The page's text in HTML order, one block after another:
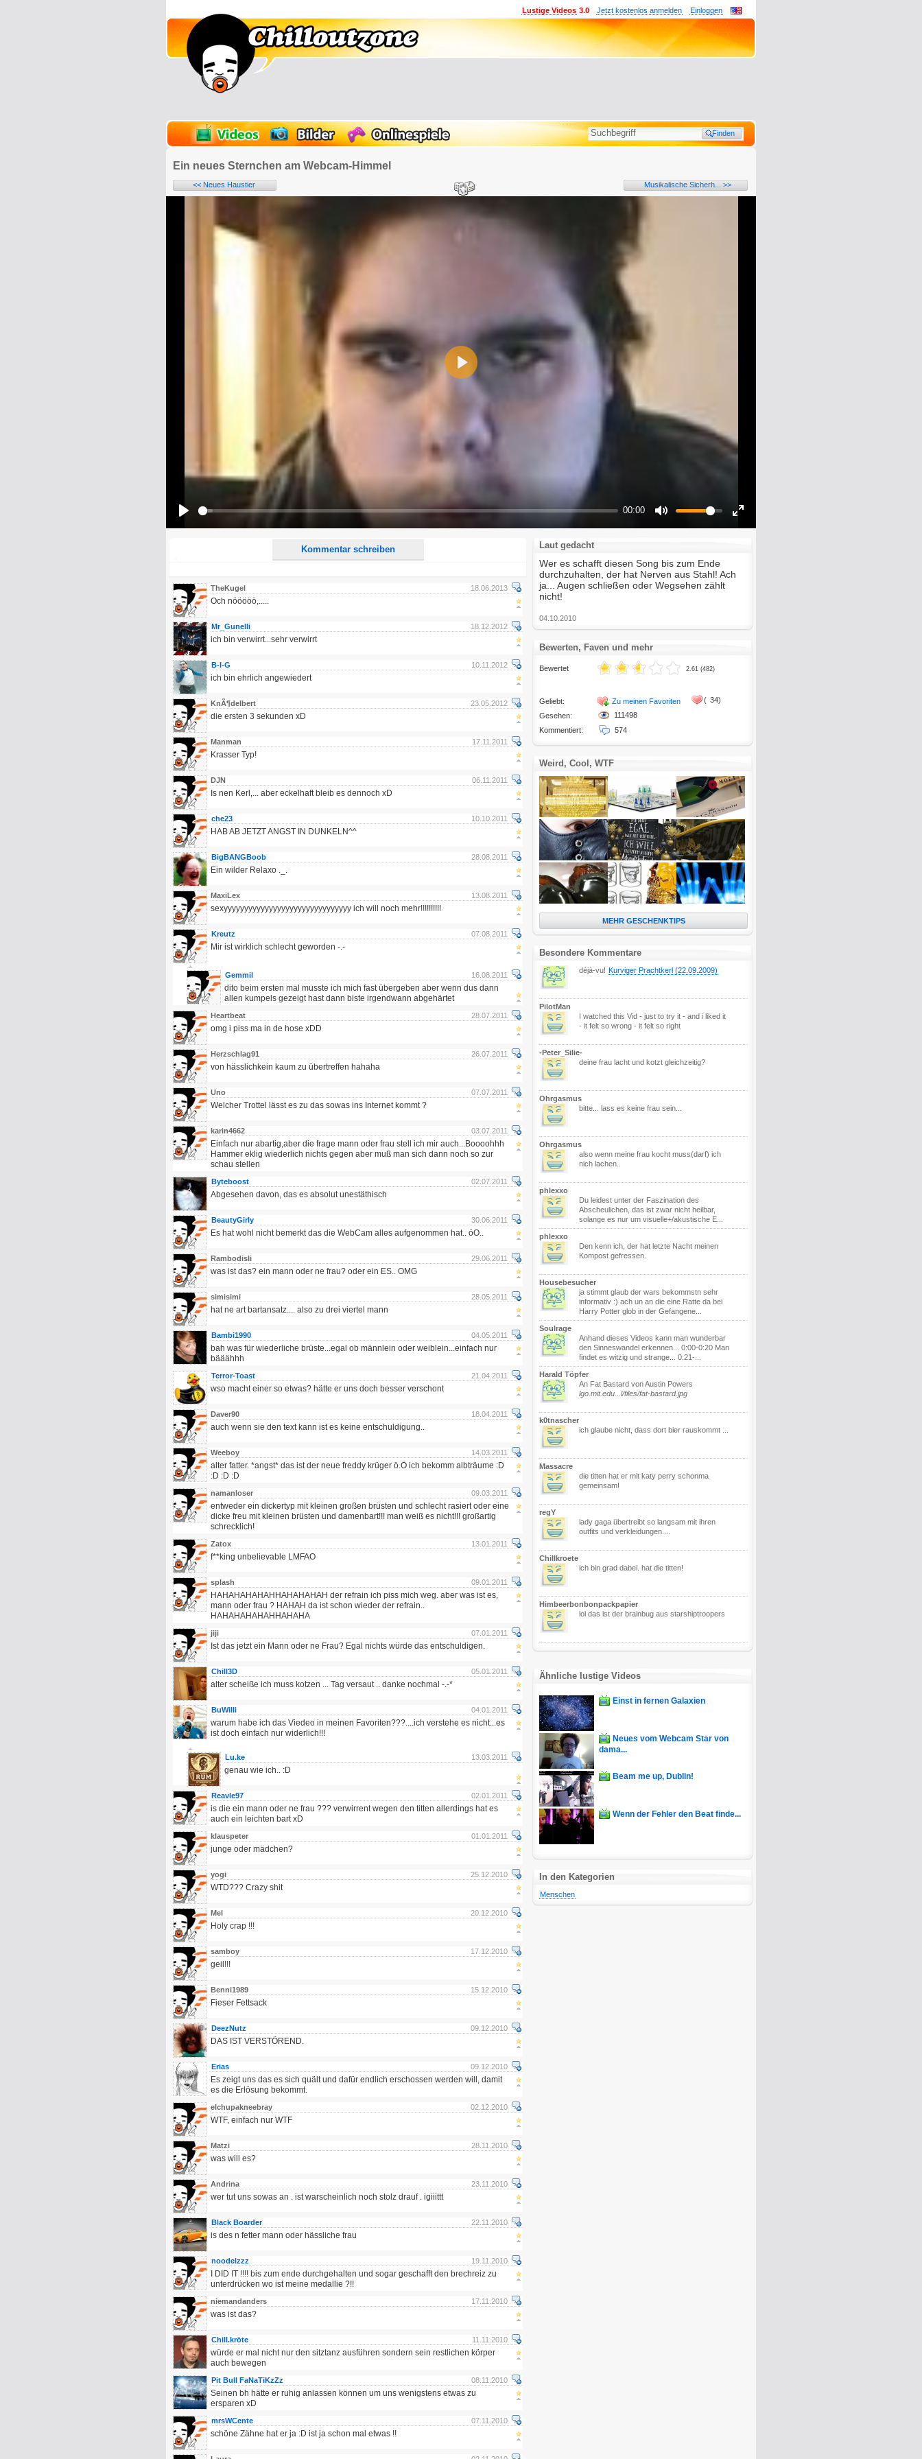
Einloggen
Jetzt kostenlos anmelden
Lustige Videos 3.0
Ein neues Sternchen am Webcam-Himmel
<< Neues Haustier Musikalische Sicherh... >>
00:00
Play
Kommentar schreiben
Alle HTML-Tags außer <br>, <strike> und <i> werden aus Deinem Kommentar entfernt.
URLs werden automatisch umgewandelt. Bitte verwende "www." oder "http://" in URLs
Ich möchte eine E-Mail, wenn zu meinem Kommentar Antworten erscheinen.
Ich möchte eine E-Mail, wenn auf dieser Seite weitere Kommentare erscheinen.
18.06.2013
TheKugel
Och nööööö,.....
18.12.2012
Mr_Gunelli
ich bin verwirrt...sehr verwirrt
10.11.2012
B-I-G
ich bin ehrlich angewiedert
23.05.2012
KnÃ¶delbert
die ersten 3 sekunden xD
17.11.2011
Manman
Krasser Typ!
06.11.2011
DJN
Is nen Kerl,... aber eckelhaft bleib es dennoch xD
10.10.2011
che23
HAB AB JETZT ANGST IN DUNKELN^^
28.08.2011
BigBANGBoob
Ein wilder Relaxo ._.
13.08.2011
MaxiLex
sexyyyyyyyyyyyyyyyyyyyyyyyyyyyyyyy ich will noch mehr!!!!!!!!!!
07.08.2011
Kreutz
Mir ist wirklich schlecht geworden -.-
16.08.2011
Gemmil
dito beim ersten mal musste ich mich fast übergeben aber wenn dus dann
allen kumpels gezeigt hast dann biste irgendwann abgehärtet
28.07.2011
Heartbeat
omg i piss ma in de hose xDD
26.07.2011
Herzschlag91
von hässlichkein kaum zu übertreffen hahaha
07.07.2011
Uno
Welcher Trottel lässt es zu das sowas ins Internet kommt ?
03.07.2011
karin4662
Einfach nur abartig,aber die frage mann oder frau stell ich mir auch...Boooohhh
Hammer eklig wiederlich nichts gegen aber muß man sich dann noch so zur
schau stellen
02.07.2011
Byteboost
Abgesehen davon, das es absolut unestäthisch
30.06.2011
BeautyGirly
Es hat wohl nicht bemerkt das die WebCam alles aufgenommen hat.. óO..
29.06.2011
Rambodisli
was ist das? ein mann oder ne frau? oder ein ES.. OMG
28.05.2011
simisimi
hat ne art bartansatz.... also zu drei viertel mann
04.05.2011
Bambi1990
bah was für wiederliche brüste...egal ob männlein oder weiblein...einfach nur
bääähhh
21.04.2011
Terror-Toast
wso macht einer so etwas? hätte er uns doch besser verschont
18.04.2011
Daver90
auch wenn sie den text kann ist es keine entschuldigung..
14.03.2011
Weeboy
alter fatter. *angst* das ist der neue freddy krüger ö.Ö ich bekomm albträume :D
:D :D :D
09.03.2011
namanloser
entweder ein dickertyp mit kleinen großen brüsten und schlecht rasiert oder eine
dicke freu mit kleinen brüsten und damenbart!!! man weiß es nicht!!! großartig
schrecklich!
13.01.2011
Zatox
f**king unbelievable LMFAO
09.01.2011
splash
HAHAHAHAHAHHAHAHAHAH der refrain ich piss mich weg. aber was ist es,
mann oder frau ? HAHAH da ist schon wieder der refrain..
HAHAHAHAHAHHAHAHA
07.01.2011
jiji
Ist das jetzt ein Mann oder ne Frau? Egal nichts würde das entschuldigen.
05.01.2011
Chill3D
alter scheiße ich muss kotzen ... Tag versaut .. danke nochmal -.-*
04.01.2011
BuWilli
warum habe ich das Viedeo in meinen Favoriten???....ich verstehe es nicht...es
ist doch einfach nur widerlich!!!
13.03.2011
Lu.ke
genau wie ich.. :D
02.01.2011
Reavle97
is die ein mann oder ne frau ??? verwirrent wegen den titten allerdings hat es
auch ein leichten bart xD
01.01.2011
klauspeter
junge oder mädchen?
25.12.2010
yogi
WTD??? Crazy shit
20.12.2010
Mel
Holy crap !!!
17.12.2010
samboy
geil!!!
15.12.2010
Benni1989
Fieser Fettsack
09.12.2010
DeezNutz
DAS IST VERSTÖREND.
09.12.2010
Erias
Es zeigt uns das es sich quält und dafür endlich erschossen werden will, damit
es die Erlösung bekommt.
02.12.2010
elchupakneebray
WTF, einfach nur WTF
28.11.2010
Matzi
was will es?
23.11.2010
Andrina
wer tut uns sowas an . ist warscheinlich noch stolz drauf . igiiittt
22.11.2010
Black Boarder
is des n fetter mann oder hässliche frau
19.11.2010
noodelzzz
I DID IT !!!! bis zum ende durchgehalten und sogar geschafft den brechreiz zu
unterdrücken wo ist meine medallie ?!!
17.11.2010
niemandanders
was ist das?
11.11.2010
Chill.kröte
würde er mal nicht nur den sitztanz ausführen sondern sein restlichen körper
auch bewegen
08.11.2010
Pit Bull FaNaTiKzZz
Seinen bh hätte er ruhig anlassen können um uns wenigstens etwas zu
ersparen xD
07.11.2010
mrsWCente
schöne Zähne hat er ja :D ist ja schon mal etwas !!
Laut gedacht
Wer es schafft diesen Song bis zum Ende
durchzuhalten, der hat Nerven aus Stahl! Ach
ja... Augen schließen oder Wegsehen zählt
nicht!
04.10.2010
Bewerten, Faven und mehr
Bewertet
Geliebt:
Gesehen:
Kommentiert:
2.61 (482)
Zu meinen Favoriten
111498
574
( 34)
Weird, Cool, WTF
MEHR GESCHENKTIPS
Besondere Kommentare
déjà-vu! Kurviger Prachtkerl (22.09.2009)
PilotMan
I watched this Vid - just to try it - and i liked it
- it felt so wrong - it felt so right
-Peter_Silie-
deine frau lacht und kotzt gleichzeitig?
Ohrgasmus
bitte... lass es keine frau sein...
Ohrgasmus
also wenn meine frau kocht muss(darf) ich
nich lachen..
phlexxo
Du leidest unter der Faszination des
Abscheulichen, das ist zwar nicht heilbar,
solange es nur um visuelle+/akustische E...
phlexxo
Den kenn ich, der hat letzte Nacht meinen
Kompost gefressen.
Housebesucher
ja stimmt glaub der wars bekommstn sehr
informativ :) ach un an die eine Ratte da bei
Harry Potter glob in der Gefangene...
Soulrage
Anhand dieses Videos kann man wunderbar
den Sinneswandel erkennen... 0:00-0:20 Man
findet es witzig und strange... 0:21-...
Harald Töpfer
An Fat Bastard von Austin Powers
lgo.mit.edu...l/files/fat-bastard.jpg
k0tnascher
ich glaube nicht, dass dort bier rauskommt ...
Massacre
die titten hat er mit katy perry schonma
gemeinsam!
regY
lady gaga übertreibt so langsam mit ihren
outfits und verkleidungen....
Chillkroete
ich bin grad dabei. hat die titten!
Himbeerbonbonpackpapier
lol das ist der brainbug aus starshiptroopers
Ähnliche lustige Videos
Einst in fernen Galaxien
Neues vom Webcam Star von
dama...
Beam me up, Dublin!
Wenn der Fehler den Beat finde...
In den Kategorien
Menschen